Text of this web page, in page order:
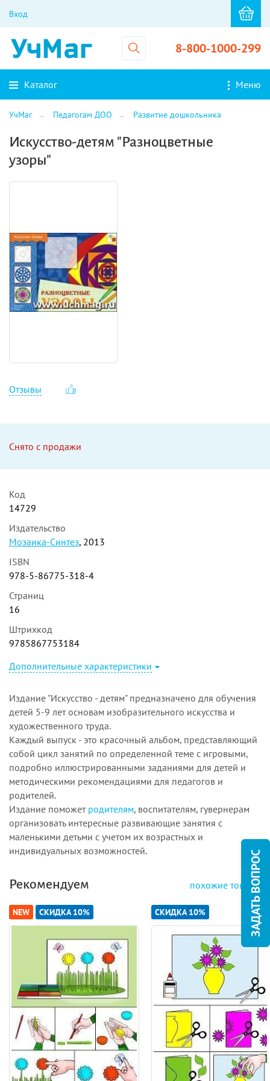
Вход
8-800-1000-299
Каталог Меню
УчМаг Педагогам ДОО Развитие дошкольника
Искусство-детям "Разноцветные
узоры"
Отзывы
Снято с продажи
Код
14729
Издательство
Мозаика-Синтез, 2013
ISBN
978-5-86775-318-4
Страниц
16
Штрихкод
9785867753184
Дополнительные характеристики
Издание "Искусство - детям" предназначено для обучения
детей 5-9 лет основам изобразительного искусства и
художественного труда.
Каждый выпуск - это красочный альбом, представляющий
собой цикл занятий по определенной теме с игровыми,
подробно иллюстрированными заданиями для детей и
методическими рекомендациями для педагогов и
родителей.
Издание поможет родителям, воспитателям, гувернерам
организовать интересные развивающие занятия с
маленькими детьми с учетом их возрастных и
индивидуальных возможностей.
Рекомендуем похожие товары
NEW СКИДКА 10% СКИДКА 10% ЗАДАТЬ ВОПРОС